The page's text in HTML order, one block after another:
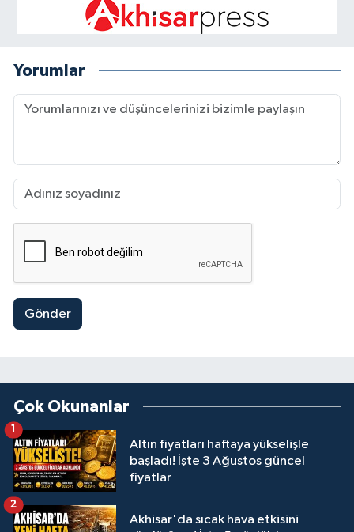
Yorumlar
Gönder
Çok Okunanlar
Altın fiyatları haftaya yükselişle
başladı! İşte 3 Ağustos güncel
fiyatlar
Akhisar'da sıcak hava etkisini
2